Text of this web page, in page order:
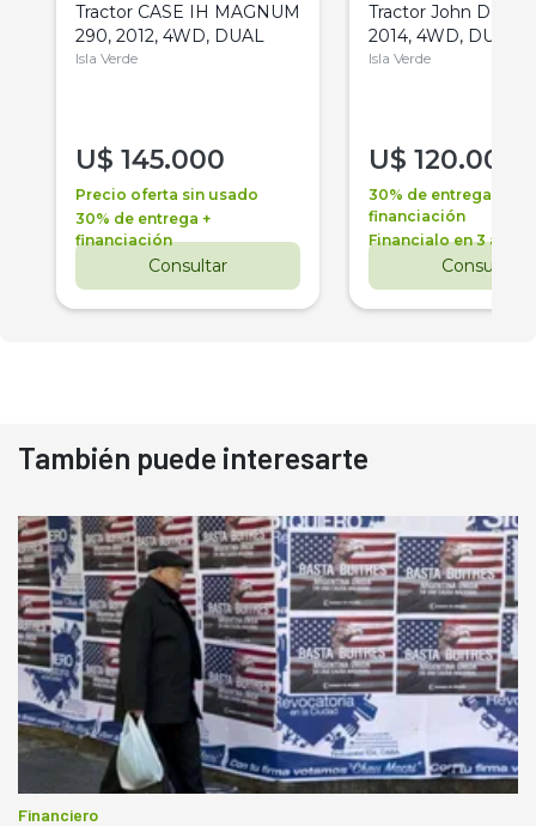
Tractor CASE IH MAGNUM
290, 2012, 4WD, DUAL
Isla Verde
U$ 145.000
Precio oferta sin usado
30% de entrega +
financiación
Consultar
Tractor John Deere
2014, 4WD, DUAL
Isla Verde
U$ 120.000
30% de entrega +
financiación
Financialo en 3 años
Consultar
También puede interesarte
Financiero